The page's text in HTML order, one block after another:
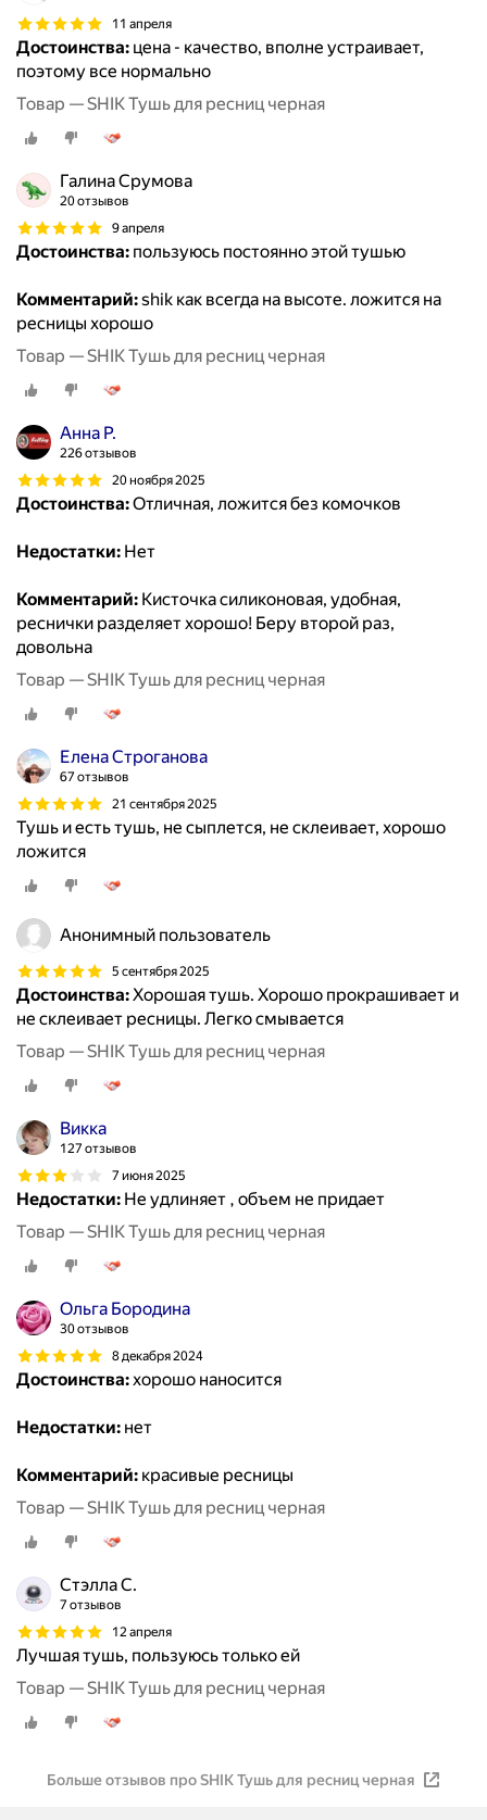
11 апреля
Достоинства: цена - качество, вполне устраивает,
поэтому все нормально
Товар — SHIK Тушь для ресниц черная
Галина Срумова
20 отзывов
9 апреля
Достоинства: пользуюсь постоянно этой тушью
Комментарий:shik как всегда на высоте. ложится на
ресницы хорошо
Товар — SHIK Тушь для ресниц черная
Анна Р.
226 отзывов
20 ноября 2025
Достоинства:Отличная, ложится без комочков
Недостатки: Нет
Комментарий: Кисточка силиконовая, удобная,
реснички разделяет хорошо! Беру второй раз,
довольна
Товар — SHIK Тушь для ресниц черная
Елена Строганова
67 отзывов
21 сентября 2025
Тушь и есть тушь, не сыплется, не склеивает, хорошо
ложится
Анонимный пользователь
5 сентября 2025
Достоинства:Хорошая тушь. Хорошо прокрашивает и
не склеивает ресницы. Легко смывается
Товар — SHIK Тушь для ресниц черная
Викка
127 отзывов
7 июня 2025
Недостатки: Не удлиняет , объем не придает
Товар — SHIK Тушь для ресниц черная
Ольга Бородина
30 отзывов
8 декабря 2024
Достоинства:хорошо наносится
Недостатки: нет
Комментарий: красивые ресницы
Товар — SHIK Тушь для ресниц черная
Стэлла С.
7 отзывов
12 апреля
Лучшая тушь, пользуюсь только ей
Товар — SHIK Тушь для ресниц черная
Больше отзывов про SHIK Тушь для ресниц черная